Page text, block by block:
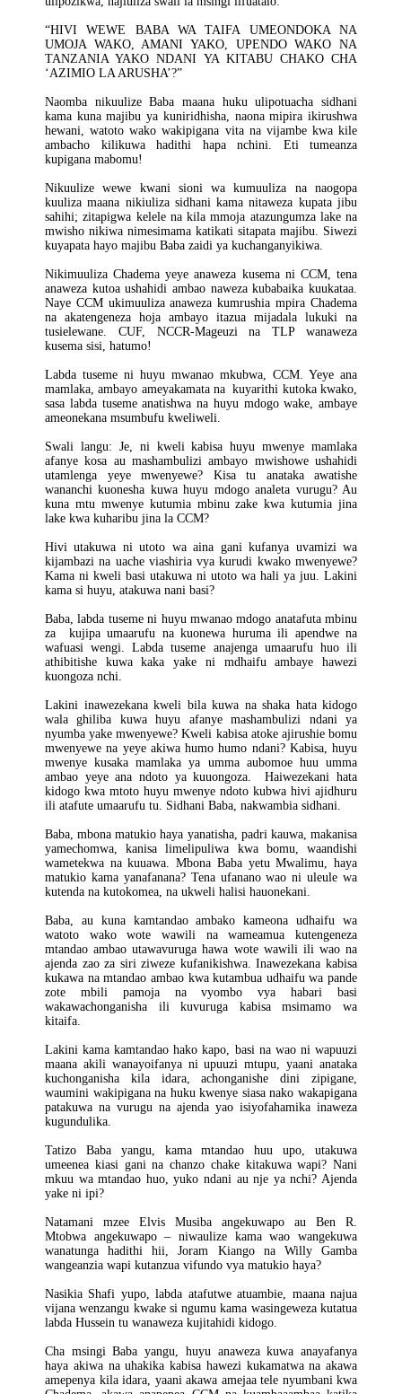
“HIVI WEWE BABA WA TAIFA UMEONDOKA NA
UMOJA WAKO, AMANI YAKO, UPENDO WAKO NA
TANZANIA YAKO NDANI YA KITABU CHAKO CHA
‘AZIMIO LA ARUSHA’?”
Naomba nikuulize Baba maana huku ulipotuacha sidhani
kama kuna majibu ya kuniridhisha, naona mipira ikirushwa
hewani, watoto wako wakipigana vita na vijambe kwa kile
ambacho kilikuwa hadithi hapa nchini. Eti tumeanza
kupigana mabomu!
Nikuulize wewe kwani sioni wa kumuuliza na naogopa
kuuliza maana nikiuliza sidhani kama nitaweza kupata jibu
sahihi; zitapigwa kelele na kila mmoja atazungumza lake na
mwisho nikiwa nimesimama katikati sitapata majibu. Siwezi
kuyapata hayo majibu Baba zaidi ya kuchanganyikiwa.
Nikimuuliza Chadema yeye anaweza kusema ni CCM, tena
anaweza kutoa ushahidi ambao naweza kubabaika kuukataa.
Naye CCM ukimuuliza anaweza kumrushia mpira Chadema
na akatengeneza hoja ambayo itazua mijadala lukuki na
tusielewane. CUF, NCCR-Mageuzi na TLP wanaweza
kusema sisi, hatumo!
Labda tuseme ni huyu mwanao mkubwa, CCM. Yeye ana
mamlaka, ambayo ameyakamata na kuyarithi kutoka kwako,
sasa labda tuseme anatishwa na huyu mdogo wake, ambaye
ameonekana msumbufu kweliweli.
Swali langu: Je, ni kweli kabisa huyu mwenye mamlaka
afanye kosa au mashambulizi ambayo mwishowe ushahidi
utamlenga yeye mwenyewe? Kisa tu anataka awatishe
wananchi kuonesha kuwa huyu mdogo analeta vurugu? Au
kuna mtu mwenye kutumia mbinu zake kwa kutumia jina
lake kwa kuharibu jina la CCM?
Hivi utakuwa ni utoto wa aina gani kufanya uvamizi wa
kijambazi na uache viashiria vya kurudi kwako mwenyewe?
Kama ni kweli basi utakuwa ni utoto wa hali ya juu. Lakini
kama si huyu, atakuwa nani basi?
Baba, labda tuseme ni huyu mwanao mdogo anatafuta mbinu
za kujipa umaarufu na kuonewa huruma ili apendwe na
wafuasi wengi. Labda tuseme anajenga umaarufu huo ili
athibitishe kuwa kaka yake ni mdhaifu ambaye hawezi
kuongoza nchi.
Lakini inawezekana kweli bila kuwa na shaka hata kidogo
wala ghiliba kuwa huyu afanye mashambulizi ndani ya
nyumba yake mwenyewe? Kweli kabisa atoke ajirushie bomu
mwenyewe na yeye akiwa humo humo ndani? Kabisa, huyu
mwenye kusaka mamlaka ya umma aubomoe huu umma
ambao yeye ana ndoto ya kuuongoza. Haiwezekani hata
kidogo kwa mtoto huyu mwenye ndoto kubwa hivi ajidhuru
ili atafute umaarufu tu. Sidhani Baba, nakwambia sidhani.
Baba, mbona matukio haya yanatisha, padri kauwa, makanisa
yamechomwa, kanisa limelipuliwa kwa bomu, waandishi
wametekwa na kuuawa. Mbona Baba yetu Mwalimu, haya
matukio kama yanafanana? Tena ufanano wao ni uleule wa
kutenda na kutokomea, na ukweli halisi hauonekani.
Baba, au kuna kamtandao ambako kameona udhaifu wa
watoto wako wote wawili na wameamua kutengeneza
mtandao ambao utawavuruga hawa wote wawili ili wao na
ajenda zao za siri ziweze kufanikishwa. Inawezekana kabisa
kukawa na mtandao ambao kwa kutambua udhaifu wa pande
zote mbili pamoja na vyombo vya habari basi
wakawachonganisha ili kuvuruga kabisa msimamo wa
kitaifa.
Lakini kama kamtandao hako kapo, basi na wao ni wapuuzi
maana akili wanayoifanya ni upuuzi mtupu, yaani anataka
kuchonganisha kila idara, achonganishe dini zipigane,
waumini wakipigana na huku kwenye siasa nako wakapigana
patakuwa na vurugu na ajenda yao isiyofahamika inaweza
kugundulika.
Tatizo Baba yangu, kama mtandao huu upo, utakuwa
umeenea kiasi gani na chanzo chake kitakuwa wapi? Nani
mkuu wa mtandao huo, yuko ndani au nje ya nchi? Ajenda
yake ni ipi?
Natamani mzee Elvis Musiba angekuwapo au Ben R.
Mtobwa angekuwapo – niwaulize kama wao wangekuwa
wanatunga hadithi hii, Joram Kiango na Willy Gamba
wangeanzia wapi kutanzua vifundo vya matukio haya?
Nasikia Shafi yupo, labda atafutwe atuambie, maana najua
vijana wenzangu kwake si ngumu kama wasingeweza kutatua
labda Hussein tu wanaweza kujitahidi kidogo.
Cha msingi Baba yangu, huyu anaweza kuwa anayafanya
haya akiwa na uhakika kabisa hawezi kukamatwa na akawa
amepenya kila idara, yaani akawa amejaa tele nyumbani kwa